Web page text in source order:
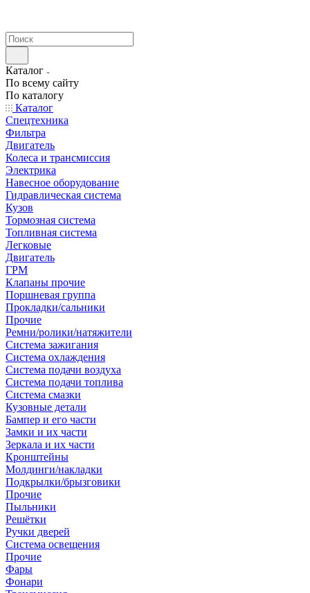
Каталог
По всему сайту
По каталогу
Каталог
Спецтехника
Фильтра
Двигатель
Колеса и трансмиссия
Электрика
Навесное оборудование
Гидравлическая система
Кузов
Тормозная система
Топливная система
Легковые
Двигатель
ГРМ
Клапаны прочие
Поршневая группа
Прокладки/сальники
Прочие
Ремни/ролики/натяжители
Система зажигания
Система охлаждения
Система подачи воздуха
Система подачи топлива
Система смазки
Кузовные детали
Бампер и его части
Замки и их части
Зеркала и их части
Кронштейны
Молдинги/накладки
Подкрылки/брызговики
Прочие
Пыльники
Решётки
Ручки дверей
Система освещения
Прочие
Фары
Фонари